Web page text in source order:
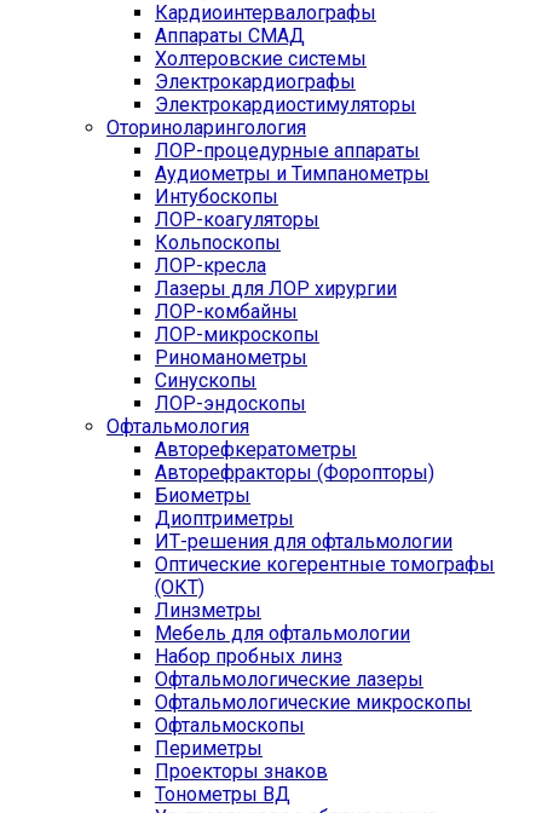
Кардиоинтервалографы
Аппараты СМАД
Холтеровские системы
Электрокардиографы
Электрокардиостимуляторы
Оториноларингология
ЛОР-процедурные аппараты
Аудиометры и Тимпанометры
Интубоскопы
ЛОР-коагуляторы
Кольпоскопы
ЛОР-кресла
Лазеры для ЛОР хирургии
ЛОР-комбайны
ЛОР-микроскопы
Риноманометры
Синускопы
ЛОР-эндоскопы
Офтальмология
Авторефкератометры
Авторефракторы (Форопторы)
Биометры
Диоптриметры
ИТ-решения для офтальмологии
Оптические когерентные томографы
(ОКТ)
Линзметры
Мебель для офтальмологии
Набор пробных линз
Офтальмологические лазеры
Офтальмологические микроскопы
Офтальмоскопы
Периметры
Проекторы знаков
Тонометры ВД